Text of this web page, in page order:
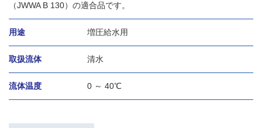
（JWWA B 130）の適合品です。
用途 増圧給水用
取扱流体 清水
流体温度 0 ～ 40℃